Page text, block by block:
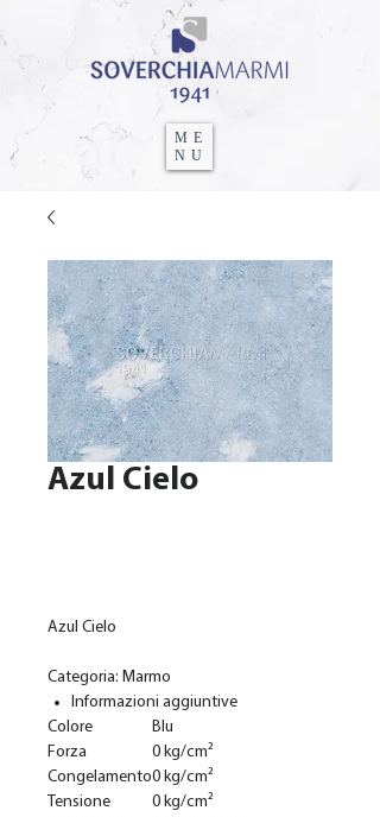
ME
NU
Azul Cielo
Azul Cielo
Categoria: Marmo
Informazioni aggiuntive
Colore
Blu
Forza
0 kg/cm²
Congelamento0 kg/cm²
Tensione
0 kg/cm²